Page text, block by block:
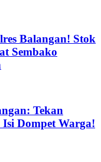
Balangan! Stok
Sembako
Tekan
Dompet Warga!